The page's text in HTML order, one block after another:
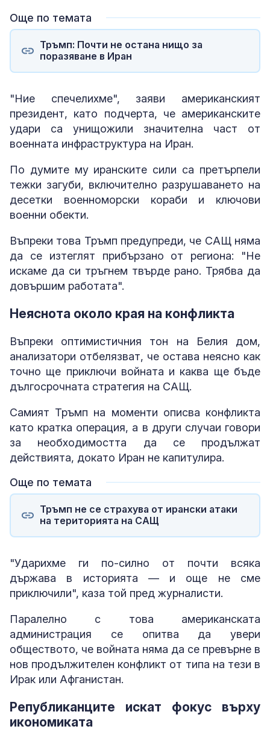
Още по темата
Тръмп: Почти не остана нищо за
поразяване в Иран
"Ние спечелихме", заяви американският
президент, като подчерта, че американските
удари са унищожили значителна част от
военната инфраструктура на Иран.
По думите му иранските сили са претърпели
тежки загуби, включително разрушаването на
десетки военноморски кораби и ключови
военни обекти.
Въпреки това Тръмп предупреди, че САЩ няма
да се изтеглят прибързано от региона: "Не
искаме да си тръгнем твърде рано. Трябва да
довършим работата".
Неяснота около края на конфликта
Въпреки оптимистичния тон на Белия дом,
анализатори отбелязват, че остава неясно как
точно ще приключи войната и каква ще бъде
дългосрочната стратегия на САЩ.
Самият Тръмп на моменти описва конфликта
като кратка операция, а в други случаи говори
за необходимостта да се продължат
действията, докато Иран не капитулира.
Още по темата
Тръмп не се страхува от ирански атаки
на територията на САЩ
"Ударихме ги по-силно от почти всяка
държава в историята — и още не сме
приключили", каза той пред журналисти.
Паралелно с това американската
администрация се опитва да увери
обществото, че войната няма да се превърне в
нов продължителен конфликт от типа на тези в
Ирак или Афганистан.
Републиканците искат фокус върху
икономиката